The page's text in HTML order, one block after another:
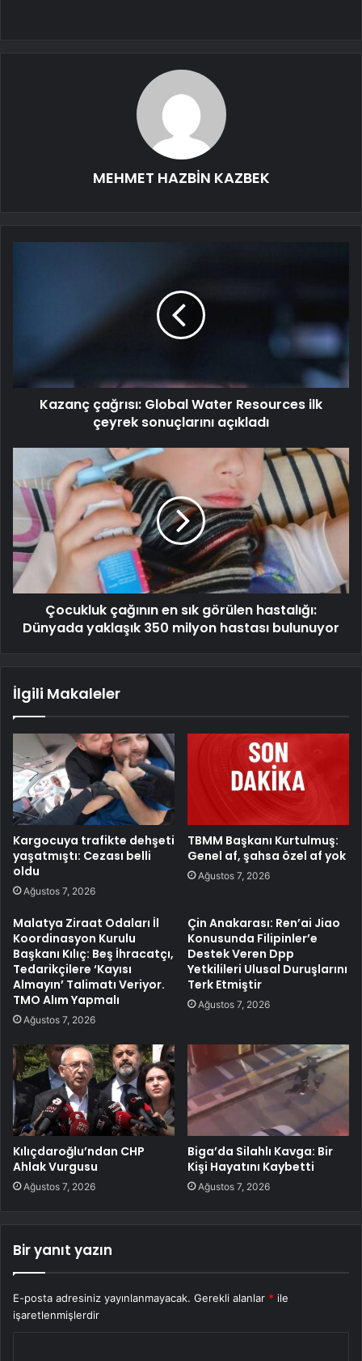
MEHMET HAZBİN KAZBEK
Kazanç çağrısı: Global Water Resources ilk
çeyrek sonuçlarını açıkladı
Çocukluk çağının en sık görülen hastalığı:
Dünyada yaklaşık 350 milyon hastası bulunuyor
İlgili Makaleler
Kargocuya trafikte dehşeti
yaşatmıştı: Cezası belli
oldu
Ağustos 7, 2026
TBMM Başkanı Kurtulmuş:
Genel af, şahsa özel af yok
Ağustos 7, 2026
Malatya Ziraat Odaları İl
Koordinasyon Kurulu
Başkanı Kılıç: Beş İhracatçı,
Tedarikçilere ‘Kayısı
Almayın’ Talimatı Veriyor.
TMO Alım Yapmalı
Ağustos 7, 2026
Çin Anakarası: Ren’ai Jiao
Konusunda Filipinler’e
Destek Veren Dpp
Yetkilileri Ulusal Duruşlarını
Terk Etmiştir
Ağustos 7, 2026
Kılıçdaroğlu’ndan CHP
Ahlak Vurgusu
Ağustos 7, 2026
Biga’da Silahlı Kavga: Bir
Kişi Hayatını Kaybetti
Ağustos 7, 2026
Bir yanıt yazın
E-posta adresiniz yayınlanmayacak. Gerekli alanlar * ile
işaretlenmişlerdir